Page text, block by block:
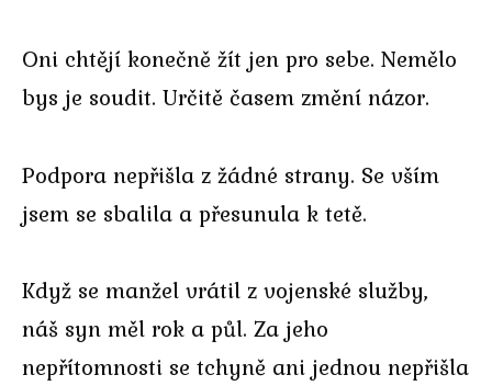
Oni chtějí konečně žít jen pro sebe. Nemělo
bys je soudit. Určitě časem změní názor.
Podpora nepřišla z žádné strany. Se vším
jsem se sbalila a přesunula k tetě.
Když se manžel vrátil z vojenské služby,
náš syn měl rok a půl. Za jeho
nepřítomnosti se tchyně ani jednou nepřišla